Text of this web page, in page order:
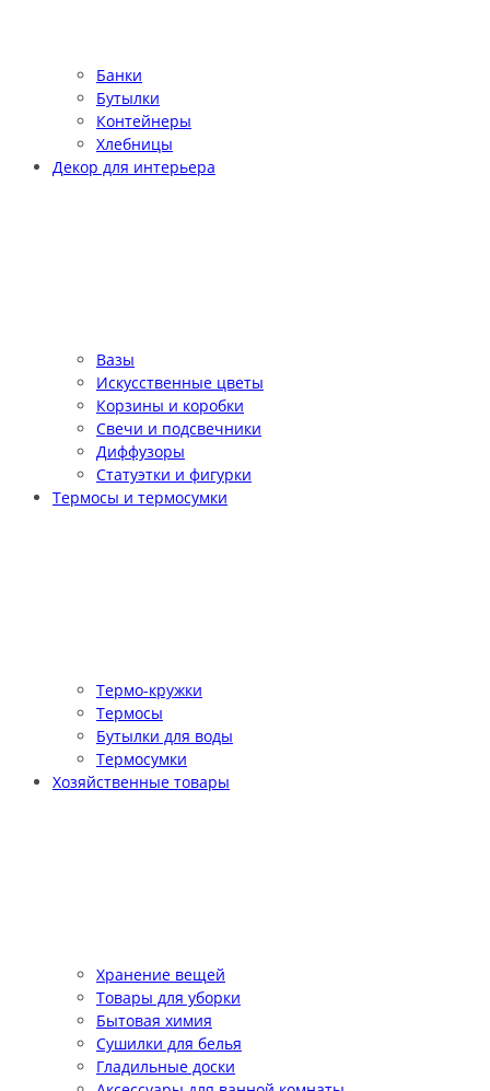
Банки
Бутылки
Контейнеры
Хлебницы
Декор для интерьера
Вазы
Искусственные цветы
Корзины и коробки
Свечи и подсвечники
Диффузоры
Статуэтки и фигурки
Термосы и термосумки
Термо-кружки
Термосы
Бутылки для воды
Термосумки
Хозяйственные товары
Хранение вещей
Товары для уборки
Бытовая химия
Сушилки для белья
Гладильные доски